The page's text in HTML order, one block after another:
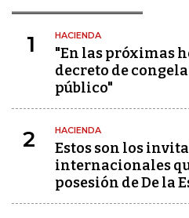
1 HACIENDA
"En las próximas
decreto de
público"
2 HACIENDA
Estos son los
internacionales
posesión de De la